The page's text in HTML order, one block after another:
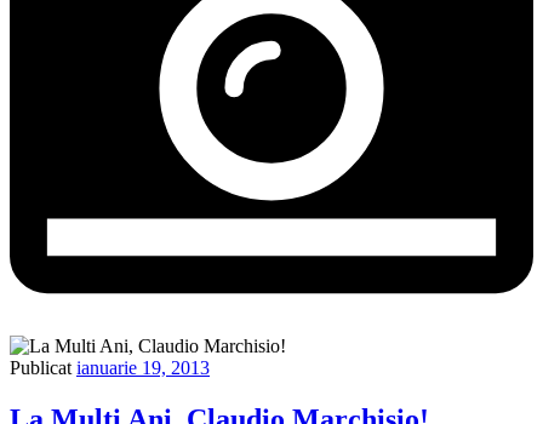
Publicat ianuarie 19, 2013